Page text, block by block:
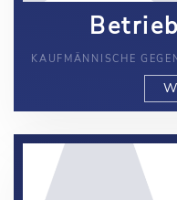
KAUFMÄNNISCHE